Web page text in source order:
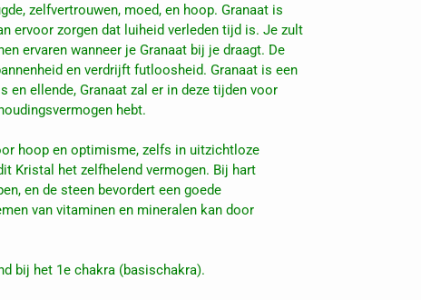
zelfvertrouwen, moed, en hoop. Granaat is
ervoor zorgen dat luiheid verleden tijd is. Je zult
ervaren wanneer je Granaat bij je draagt. De
en verdrijft futloosheid. Granaat is een
en ellende, Granaat zal er in deze tijden voor
hebt.
hoop en optimisme, zelfs in uitzichtloze
Kristal het zelfhelend vermogen. Bij hart
en de steen bevordert een goede
van vitaminen en mineralen kan door
bij het 1e chakra (basischakra).